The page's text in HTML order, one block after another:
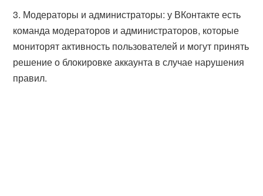
Модераторы и администраторы: у ВКонтакте есть
команда модераторов и администраторов, которые
мониторят активность пользователей и могут принять
решение о блокировке аккаунта в случае нарушения
правил.